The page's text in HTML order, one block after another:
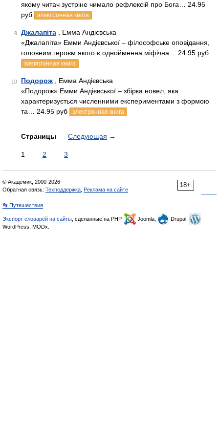
якому читач зустріне чимало рефлексій про Бога… 24.95
руб
электронная книга
9 Джалапіта , Емма Андієвська
«Джалапіта» Емми Андієвської – філософське оповідання,
головним героєм якого є однойменна міфічна… 24.95 руб
электронная книга
10 Подорож , Емма Андієвська
«Подорож» Емми Андієвської – збірка новел, яка
характеризується численними експериментами з формою
та… 24.95 руб
электронная книга
Страницы Следующая →
1 2 3
18+
© Академик, 2000-2026
Обратная связь: Техподдержка Реклама на сайте
👣 Путешествия
Экспорт словарей на сайты , сделанные на PHP, Joomla,
Drupal,
WordPress, MODx.